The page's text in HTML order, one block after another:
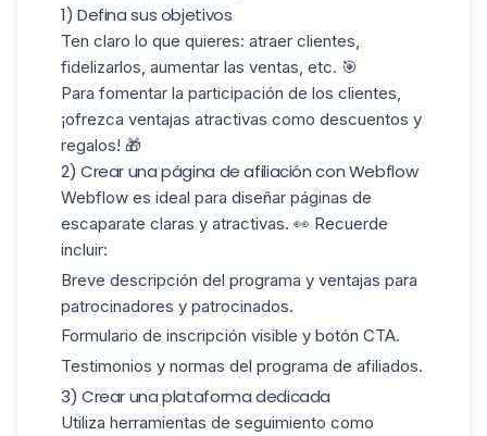
1) Defina sus objetivos
Ten claro lo que quieres: atraer clientes,
fidelizarlos, aumentar las ventas, etc. 🎯
Para fomentar la participación de los clientes,
¡ofrezca ventajas atractivas como descuentos y
regalos! 🎁
2) Crear una página de afiliación con Webflow
Webflow es ideal para diseñar páginas de
escaparate claras y atractivas. 👀 Recuerde
incluir:
Breve descripción del programa y ventajas para
patrocinadores y patrocinados.
Formulario de inscripción visible y botón CTA.
Testimonios y normas del programa de afiliados.
3) Crear una plataforma dedicada
Utiliza herramientas de seguimiento como